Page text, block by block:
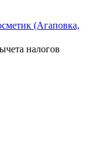
(Агаповка,
налогов